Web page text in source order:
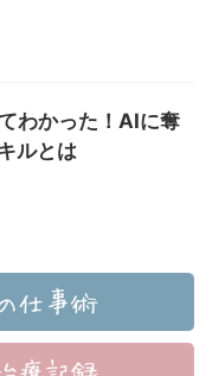
わかった！AIに奪
ルとは